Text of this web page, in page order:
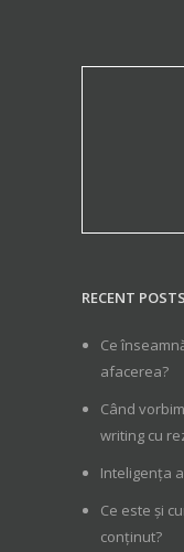
RECENT POSTS
Ce
afacerea?
Când
writing cu
Inteligența
Ce este și
conținut?